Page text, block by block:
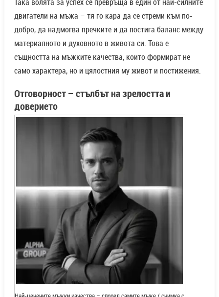
доверието
Най-ценените мъжки качества – според самите мъже / снимка с
права на HappyWoman.bg
Сред най-фундаменталните мъжки качества, които се
ценят както от самите мъже, така и от обществото като
цяло, е отговорността. Това не е просто абстрактно
понятие – това е вътрешна нагласа и ежедневен избор
да стоиш зад думите си, действията си, решенията си.